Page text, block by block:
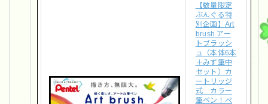
【数量限定
ぶんぐる特
別企画】Art
brush アー
トブラッシ
ュ（本体6本
＋みず筆中
セット）カ
ートリッジ
式 カラー
筆ペン！ぺ